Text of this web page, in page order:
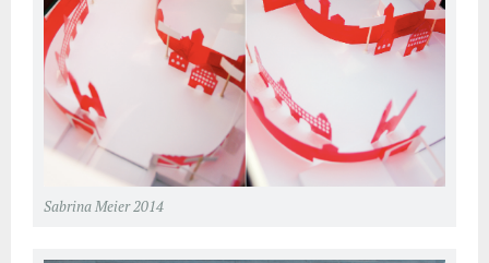
Sabrina Meier 2014